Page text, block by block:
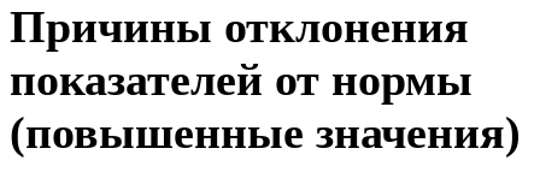
Причины отклонения
показателей от нормы
(повышенные значения)